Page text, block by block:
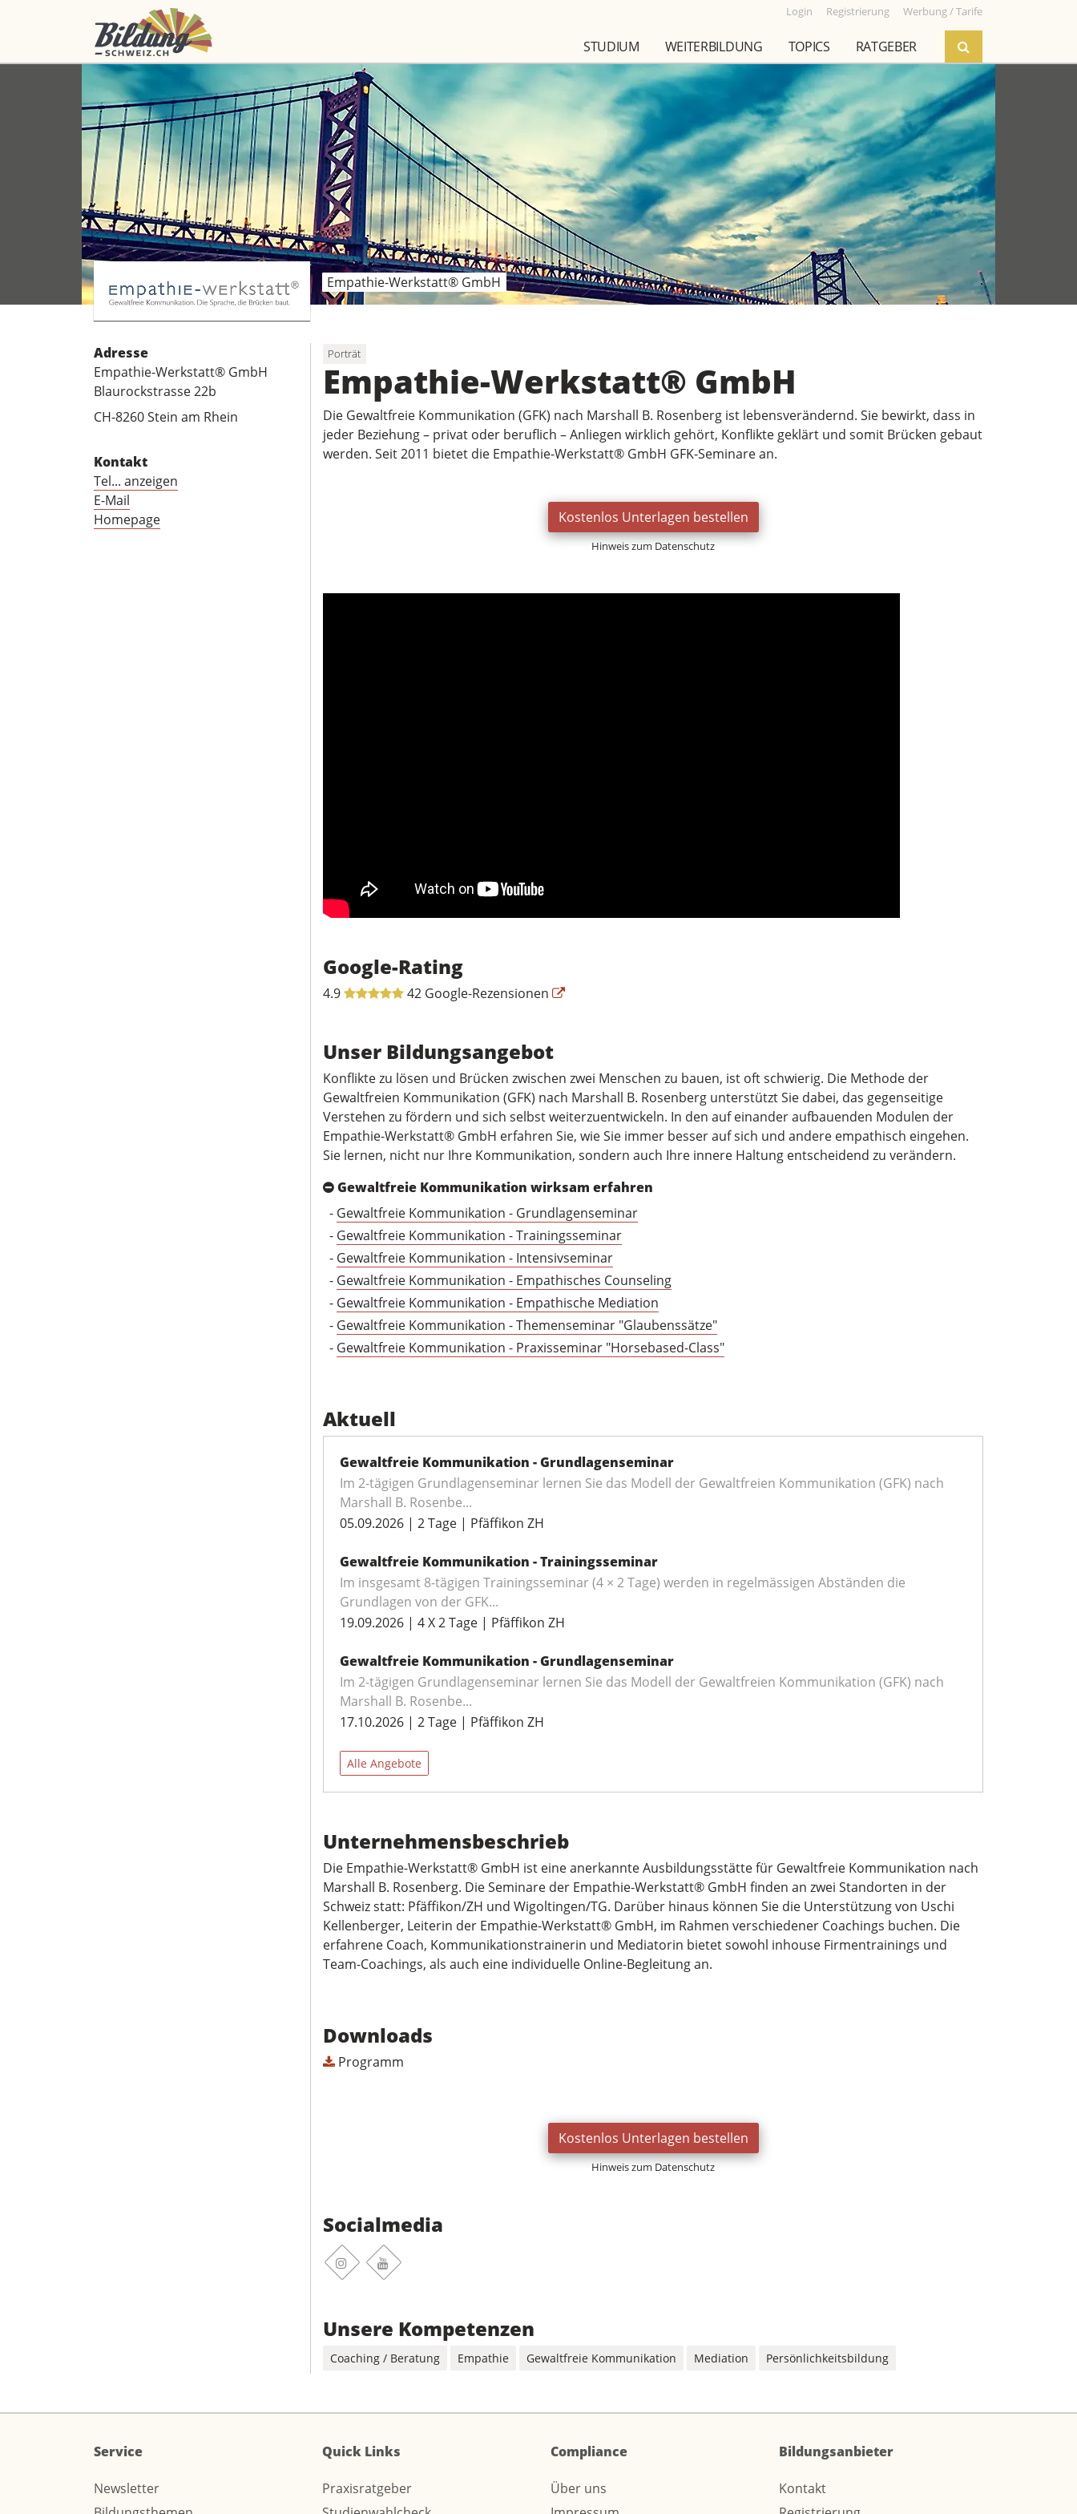
Login Registrierung Werbung / Tarife
STUDIUM WEITERBILDUNG TOPICS RATGEBER
Empathie-Werkstatt® GmbH
Adresse
Empathie-Werkstatt® GmbH
Blaurockstrasse 22b
CH-8260 Stein am Rhein
Kontakt
Tel... anzeigen
E-Mail
Homepage
Porträt
Empathie-Werkstatt® GmbH
Die Gewaltfreie Kommunikation (GFK) nach Marshall B. Rosenberg ist lebensverändernd. Sie bewirkt, dass in
jeder Beziehung – privat oder beruflich – Anliegen wirklich gehört, Konflikte geklärt und somit Brücken gebaut
werden. Seit 2011 bietet die Empathie-Werkstatt® GmbH GFK-Seminare an.
Kostenlos Unterlagen bestellen
Hinweis zum Datenschutz
Google-Rating
4.9 42 Google-Rezensionen
Unser Bildungsangebot
Konflikte zu lösen und Brücken zwischen zwei Menschen zu bauen, ist oft schwierig. Die Methode der
Gewaltfreien Kommunikation (GFK) nach Marshall B. Rosenberg unterstützt Sie dabei, das gegenseitige
Verstehen zu fördern und sich selbst weiterzuentwickeln. In den auf einander aufbauenden Modulen der
Empathie-Werkstatt® GmbH erfahren Sie, wie Sie immer besser auf sich und andere empathisch eingehen.
Sie lernen, nicht nur Ihre Kommunikation, sondern auch Ihre innere Haltung entscheidend zu verändern.
Gewaltfreie Kommunikation wirksam erfahren
- Gewaltfreie Kommunikation - Grundlagenseminar
- Gewaltfreie Kommunikation - Trainingsseminar
- Gewaltfreie Kommunikation - Intensivseminar
- Gewaltfreie Kommunikation - Empathisches Counseling
- Gewaltfreie Kommunikation - Empathische Mediation
- Gewaltfreie Kommunikation - Themenseminar "Glaubenssätze"
- Gewaltfreie Kommunikation - Praxisseminar "Horsebased-Class"
Aktuell
Gewaltfreie Kommunikation - Grundlagenseminar
Im 2-tägigen Grundlagenseminar lernen Sie das Modell der Gewaltfreien Kommunikation (GFK) nach
Marshall B. Rosenbe...
05.09.2026 | 2 Tage | Pfäffikon ZH
Gewaltfreie Kommunikation - Trainingsseminar
Im insgesamt 8-tägigen Trainingsseminar (4 × 2 Tage) werden in regelmässigen Abständen die
Grundlagen von der GFK...
19.09.2026 | 4 X 2 Tage | Pfäffikon ZH
Gewaltfreie Kommunikation - Grundlagenseminar
Im 2-tägigen Grundlagenseminar lernen Sie das Modell der Gewaltfreien Kommunikation (GFK) nach
Marshall B. Rosenbe...
17.10.2026 | 2 Tage | Pfäffikon ZH
Alle Angebote
Unternehmensbeschrieb
Die Empathie-Werkstatt® GmbH ist eine anerkannte Ausbildungsstätte für Gewaltfreie Kommunikation nach
Marshall B. Rosenberg. Die Seminare der Empathie-Werkstatt® GmbH finden an zwei Standorten in der
Schweiz statt: Pfäffikon/ZH und Wigoltingen/TG. Darüber hinaus können Sie die Unterstützung von Uschi
Kellenberger, Leiterin der Empathie-Werkstatt® GmbH, im Rahmen verschiedener Coachings buchen. Die
erfahrene Coach, Kommunikationstrainerin und Mediatorin bietet sowohl inhouse Firmentrainings und
Team-Coachings, als auch eine individuelle Online-Begleitung an.
Downloads
Programm
Kostenlos Unterlagen bestellen
Hinweis zum Datenschutz
Socialmedia
InstagramYoutube
Unsere Kompetenzen
Coaching / Beratung Empathie Gewaltfreie Kommunikation Mediation Persönlichkeitsbildung
Service
Newsletter
Quick Links
Praxisratgeber
Compliance
Über uns
Bildungsanbieter
Kontakt